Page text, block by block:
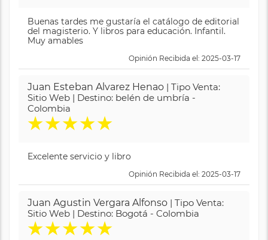
Buenas tardes me gustaría el catálogo de editorial
del magisterio. Y libros para educación. Infantil.
Muy amables
Opinión Recibida el: 2025-03-17
Juan Esteban Alvarez Henao | Tipo Venta:
Sitio Web | Destino: belén de umbría -
Colombia
★★★★★
Excelente servicio y libro
Opinión Recibida el: 2025-03-17
Juan Agustin Vergara Alfonso | Tipo Venta:
Sitio Web | Destino: Bogotá - Colombia
★★★★★